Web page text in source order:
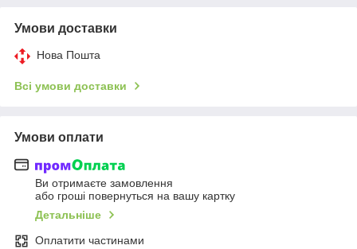
Умови доставки
Нова Пошта
Всі умови доставки
Умови оплати
Ви отримаєте замовлення
або гроші повернуться на вашу картку
Детальніше
Оплатити частинами